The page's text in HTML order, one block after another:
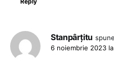
Stanpârțitu
6 noiembrie 2023